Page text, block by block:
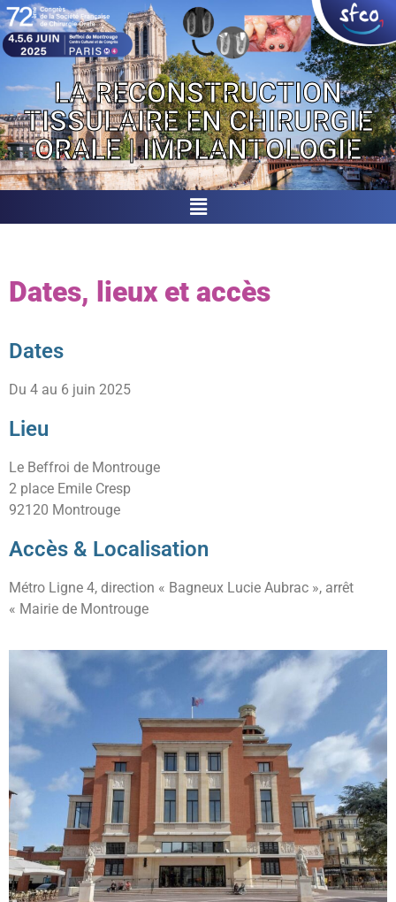
LA RECONSTRUCTION
TISSULAIRE EN CHIRURGIE
ORALE | IMPLANTOLOGIE
Dates, lieux et accès
Dates
Du 4 au 6 juin 2025
Lieu
Le Beffroi de Montrouge
2 place Emile Cresp
92120 Montrouge
Accès & Localisation
Métro Ligne 4, direction « Bagneux Lucie Aubrac », arrêt
« Mairie de Montrouge